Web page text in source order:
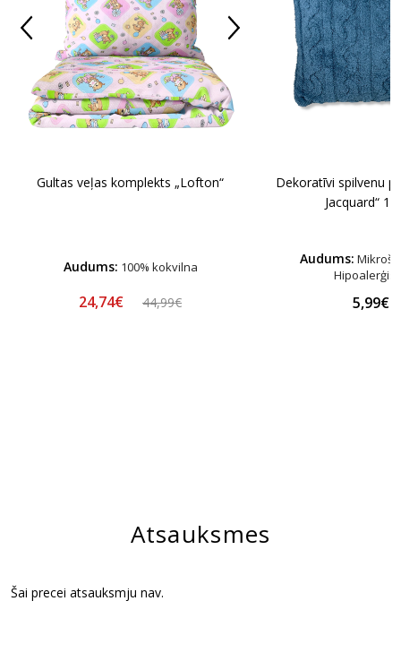
Gultas veļas komplekts „Lofton“
Audums: 100% kokvilna
24,74€ 44,99€
Dekoratīvi spilvenu
Jacquard“ 1
Audums:
5,99€
Atsauksmes
Šai precei atsauksmju nav.